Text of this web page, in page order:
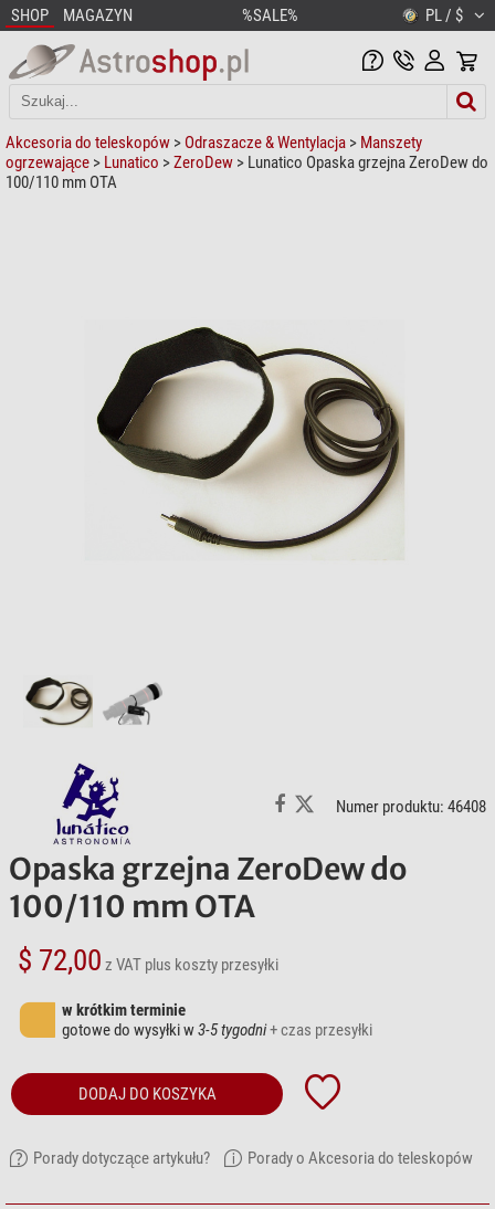
SHOP MAGAZYN %SALE% PL / $
Akcesoria do teleskopów > Odraszacze & Wentylacja > Manszety
ogrzewające > Lunatico >ZeroDew > Lunatico Opaska grzejna ZeroDew do
100/110 mm OTA
Numer produktu: 46408
Opaska grzejna ZeroDew do
100/110 mm OTA
$ 72,00 z VAT plus koszty przesyłki
w krótkim terminie
gotowe do wysyłki w3-5 tygodni+ czas przesyłki
DODAJ DO KOSZYKA
Porady dotyczące artykułu? Porady o Akcesoria do teleskopów